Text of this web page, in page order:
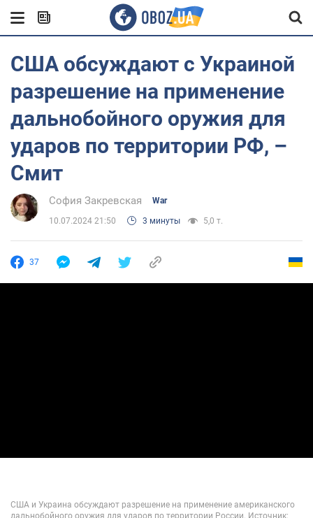
США обсуждают с Украиной
разрешение на применение
дальнобойного оружия для
ударов по территории РФ, –
Смит
София Закревская War
10.07.2024 21:50 3 минуты 5,0 т.
37